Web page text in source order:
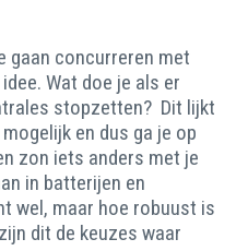
gaan concurreren met
Wat doe je als er
stopzetten? Dit lijkt
en dus ga je op
zon iets anders met je
in batterijen en
wel, maar hoe robuust is
dit de keuzes waar